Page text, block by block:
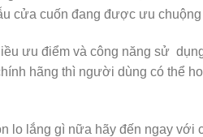
cửa cuốn đang được ưu
ưu điểm và công năng sử
hãng thì người dùng có thể
lo lắng gì nữa hãy đến ngay với